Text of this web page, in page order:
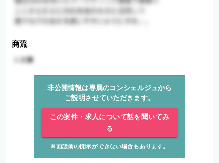
商流
非公開情報は専属のコンシェルジュから
ご説明させていただきます。
この案件・求人について話を聞いてみ
る
※面談前の開示ができない場合もあります。